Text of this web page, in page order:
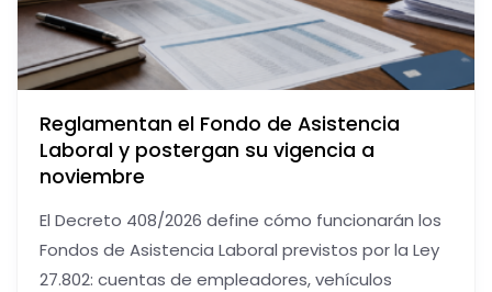
Reglamentan el Fondo de Asistencia
Laboral y postergan su vigencia a
noviembre
El Decreto 408/2026 define cómo funcionarán los
Fondos de Asistencia Laboral previstos por la Ley
27.802: cuentas de empleadores, vehículos